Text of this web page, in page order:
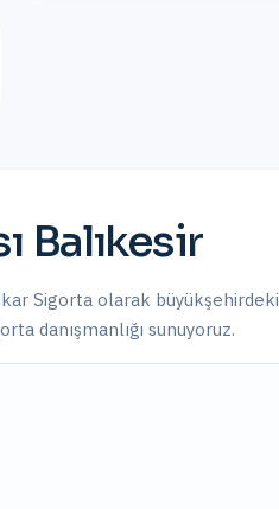
Balıkesir
Sigorta olarak büyükşehirdeki
danışmanlığı sunuyoruz.